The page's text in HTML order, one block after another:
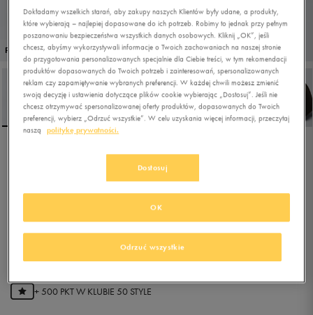
PROMO: DO -30%
NEW ERA CZAPKA
FLAWLESS NY YANKEES
BLK
(najniższa cena z 30 dni przed obniżką)
79,99złz Vat
+ 500 PKT W KLUBIE 50 STYLE
Dokładamy wszelkich starań, aby zakupy naszych Klientów były udane, a produkty,
które wybierają – najlepiej dopasowane do ich potrzeb. Robimy to jednak przy pełnym
poszanowaniu bezpieczeństwa wszystkich danych osobowych. Kliknij „OK”, jeśli
chcesz, abyśmy wykorzystywali informacje o Twoich zachowaniach na naszej stronie
do przygotowania personalizowanych specjalnie dla Ciebie treści, w tym rekomendacji
produktów dopasowanych do Twoich potrzeb i zainteresowań, spersonalizowanych
reklam czy zapamiętywanie wybranych preferencji. W każdej chwili możesz zmienić
swoją decyzję i ustawienia dotyczące plików cookie wybierając „Dostosuj”. Jeśli nie
chcesz otrzymywać spersonalizowanej oferty produktów, dopasowanych do Twoich
preferencji, wybierz „Odrzuć wszystkie”. W celu uzyskania więcej informacji, przeczytaj
naszą
politykę prywatności.
Dostosuj
Odrzuć wszystkie
OK